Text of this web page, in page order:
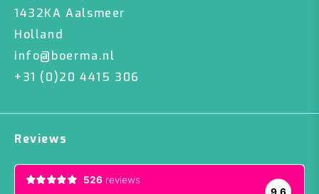
1432KA Aalsmeer
Holland
info@boerma.nl
+31 (0)20 4415 306
Reviews